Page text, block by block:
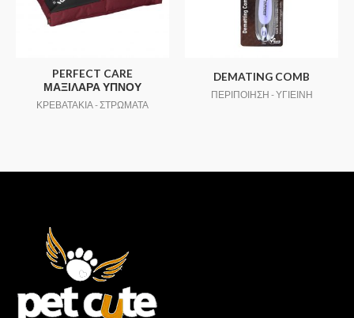
PERFECT CARE
ΜΑΞΙΛΑΡΑ ΥΠΝΟΥ
ΚΡΕΒΑΤΑΚΙΑ - ΣΤΡΩΜΑΤΑ
DEMATING COMB
ΠΕΡΙΠΟΙΗΣΗ - ΥΓΙΕΙΝΗ